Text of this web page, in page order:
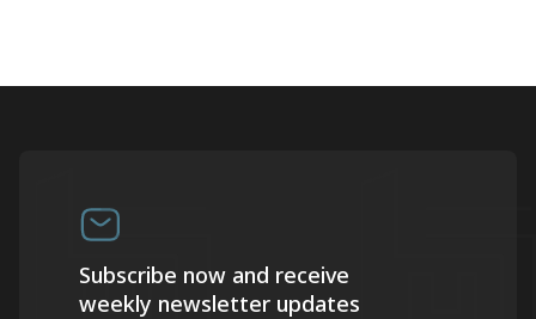
Subscribe now and receive
weekly newsletter updates